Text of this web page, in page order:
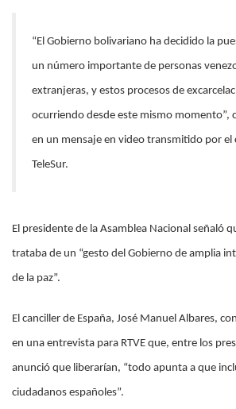
“El Gobierno bolivariano ha decidido la
un número importante de personas
extranjeras, y estos procesos de
ocurriendo desde este mismo momento”,
en un mensaje en video transmitido por el
TeleSur.
El presidente de la Asamblea Nacional señaló
trataba de un “gesto del Gobierno de amplia
de la paz”.
El canciller de España, José Manuel Albares,
en una entrevista para RTVE que, entre los
anunció que liberarían, “todo apunta a que
ciudadanos españoles”.